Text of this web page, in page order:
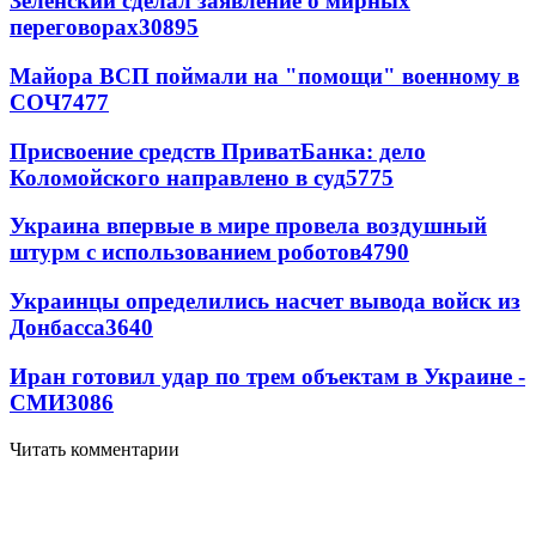
переговорах30895
Майора ВСП поймали на "помощи" военному в
СОЧ7477
Присвоение средств ПриватБанка: дело
Коломойского направлено в суд5775
Украина впервые в мире провела воздушный
штурм с использованием роботов4790
Украинцы определились насчет вывода войск из
Донбасса3640
Иран готовил удар по трем объектам в Украине -
СМИ3086
Читать комментарии